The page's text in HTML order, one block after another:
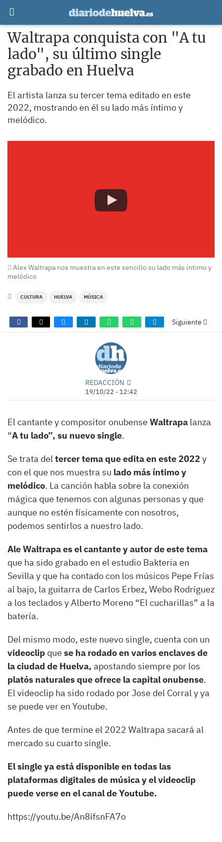
Waltrapa conquista con "A tu
lado", su último single
grabado en Huelva
El artista lanza su tercer tema editado en este
2022, mostrando en él su lado más íntimo y
melódico.
Alex Waltrapa nos muestra en este sencillo su lado más intimo y
melódico
CULTURA HUELVA MÚSICA
Siguiente
REDACCIÓN
19/10/22 - 12:42
El cantante y compositor onubense Waltrapa lanza
“A tu lado”, su nuevo single.
Se trata deltercer tema que edita en este 2022 y
con el que nos muestra su lado más íntimo y
melódico. La canción habla sobre la conexión
mágica que tenemos con algunas personas y que
aunque no estén físicamente con nosotros,
podemos sentirlos a nuestro lado.
Ale Waltrapa es el cantante y autor de este tema
que ha sido grabado en el estudio Bakteria en
Sevilla y que ha contado con los músicos Pepe Frías
al bajo, la guitarra de Carlos Erbez, Webo Rodríguez
a los teclados y Alberto Moreno “El cucharillas” a la
batería.
Del mismo modo, este nuevo single, cuenta con un
videoclip que se ha rodado en varios enclaves de
la ciudad de Huelva, apostando siempre por los
platós naturales que ofrece la capital onubense.
El videoclip ha sido rodado por Jose del Corral y ya
se puede ver en Youtube.
Antes de que termine el 2022 Waltrapa sacará al
mercado su cuarto single.
El single ya está disponible en todas las
plataformas digitales de música y el videoclip
puede verse en el canal de Youtube.
https://youtu.be/An8ifsnFA7o